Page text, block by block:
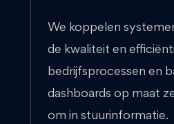
We koppelen
de kwaliteit en
bedrijfsprocessen en
dashboards op maat
om in stuurinformatie.